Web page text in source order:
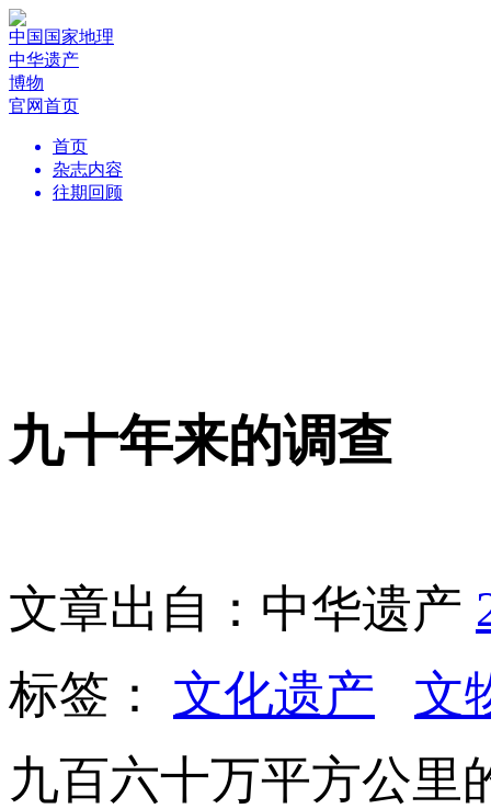
中国国家地理
中华遗产
博物
官网首页
首页
杂志内容
往期回顾
九十年来的调查
文章出自：中华遗产
标签： 文化遗产
文
九百六十万平方公里